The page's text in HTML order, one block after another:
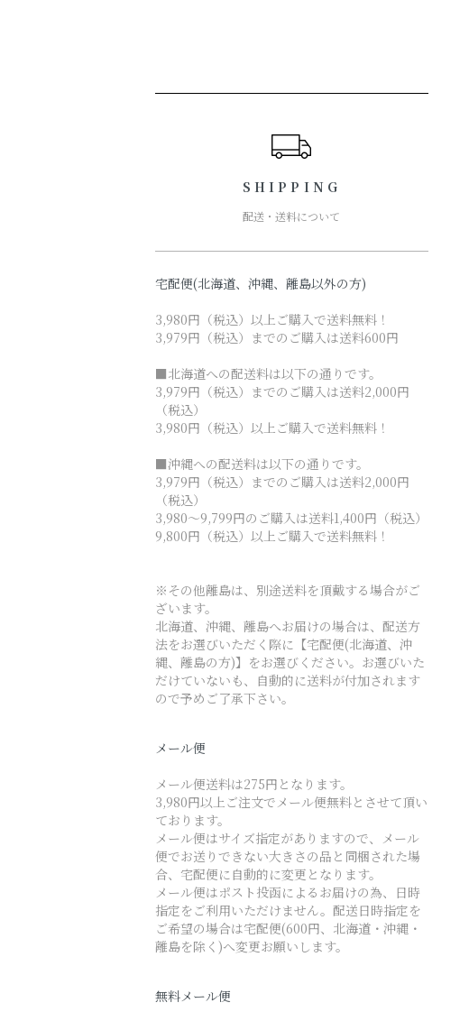
SHIPPING
配送・送料について
宅配便(北海道、沖縄、離島以外の方)
3,980円（税込）以上ご購入で送料無料！
3,979円（税込）までのご購入は送料600円
■北海道への配送料は以下の通りです。
3,979円（税込）までのご購入は送料2,000円
（税込）
3,980円（税込）以上ご購入で送料無料！
■沖縄への配送料は以下の通りです。
3,979円（税込）までのご購入は送料2,000円
（税込）
3,980～9,799円のご購入は送料1,400円（税込）
9,800円（税込）以上ご購入で送料無料！
※その他離島は、別途送料を頂戴する場合がご
ざいます。
北海道、沖縄、離島へお届けの場合は、配送方
法をお選びいただく際に【宅配便(北海道、沖
縄、離島の方)】をお選びください。お選びいた
だけていないも、自動的に送料が付加されます
ので予めご了承下さい。
メール便
メール便送料は275円となります。
3,980円以上ご注文でメール便無料とさせて頂い
ております。
メール便はサイズ指定がありますので、メール
便でお送りできない大きさの品と同梱された場
合、宅配便に自動的に変更となります。
メール便はポスト投函によるお届けの為、日時
指定をご利用いただけません。配送日時指定を
ご希望の場合は宅配便(600円、北海道・沖縄・
離島を除く)へ変更お願いします。
無料メール便